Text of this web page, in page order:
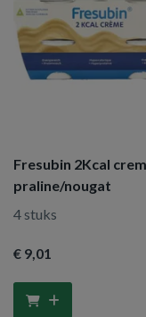
Fresubin 2Kcal
praline/nougat
4 stuks
€ 9,01